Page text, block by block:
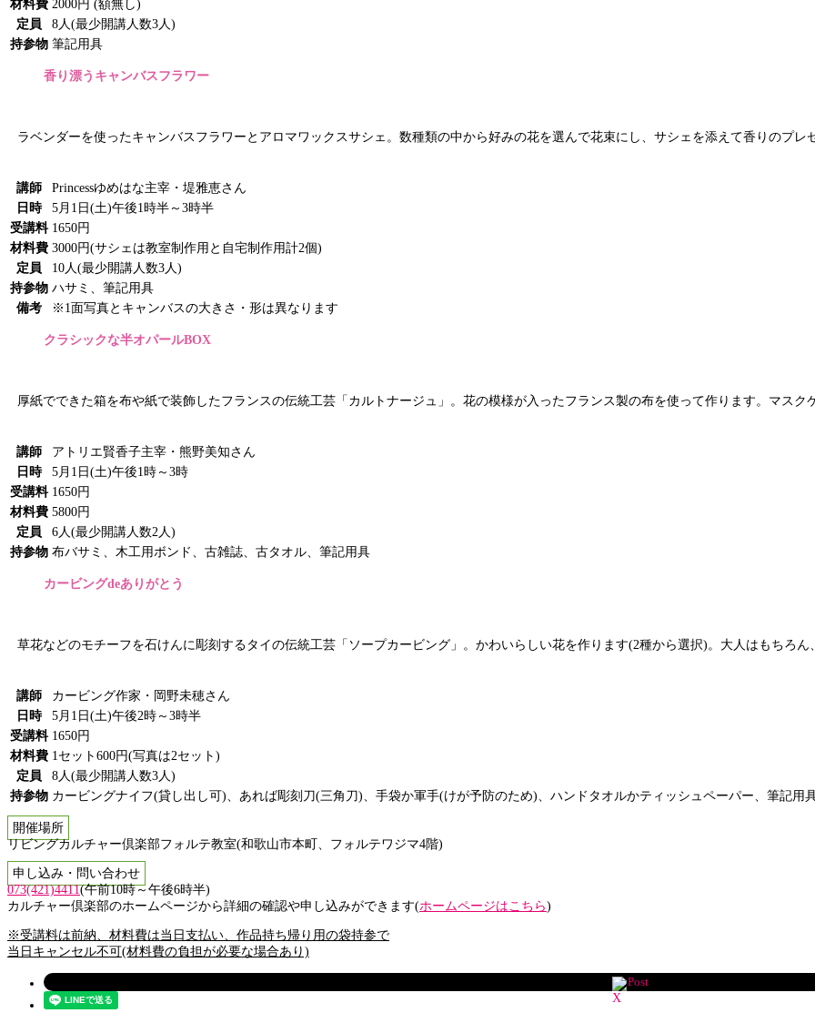
材料費 2000円 (額無し)
定員
8人(最少開講人数3人)
持参物 筆記用具
香り漂うキャンバスフラワー
ラベンダーを使ったキャンバスフラワーとアロマワックスサシェ。数種類の中から好みの花を選んで花束にし、サシェを添えて香りのプレ
講師
Princessゆめはな主宰・堤雅恵さん
日時
5月1日(土)午後1時半～3時半
受講料 1650円
材料費 3000円(サシェは教室制作用と自宅制作用計2個)
定員
10人(最少開講人数3人)
持参物 ハサミ、筆記用具
備考
※1面写真とキャンバスの大きさ・形は異なります
クラシックな半オパールBOX
厚紙でできた箱を布や紙で装飾したフランスの伝統工芸「カルトナージュ」。花の模様が入ったフランス製の布を使って作ります。マスク
講師
アトリエ賢香子主宰・熊野美知さん
日時
5月1日(土)午後1時～3時
受講料 1650円
材料費 5800円
定員
6人(最少開講人数2人)
持参物 布バサミ、木工用ボンド、古雑誌、古タオル、筆記用具
カービングdeありがとう
草花などのモチーフを石けんに彫刻するタイの伝統工芸「ソープカービング」。かわいらしい花を作ります(2種から選択)。大人はもちろ
講師
カービング作家・岡野未穂さん
日時
5月1日(土)午後2時～3時半
受講料 1650円
材料費 1セット600円(写真は2セット)
定員
8人(最少開講人数3人)
持参物 カービングナイフ(貸し出し可)、あれば彫刻刀(三角刀)、手袋か軍手(けが予防のため)、ハンドタオルかティッシュペーパー、筆記用
開催場所
リビングカルチャー倶楽部フォルテ教室(和歌山市本町、フォルテワジマ4階)
申し込み・問い合わせ
073(421)4411(午前10時～午後6時半)
カルチャー倶楽部のホームページから詳細の確認や申し込みができます(ホームページはこちら)
※受講料は前納、材料費は当日支払い、作品持ち帰り用の袋持参で
当日キャンセル不可(材料費の負担が必要な場合あり)
Post